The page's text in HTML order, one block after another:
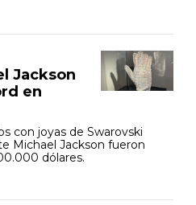
Jackson
en
con joyas de Swarovski
Michael Jackson fueron
dólares.